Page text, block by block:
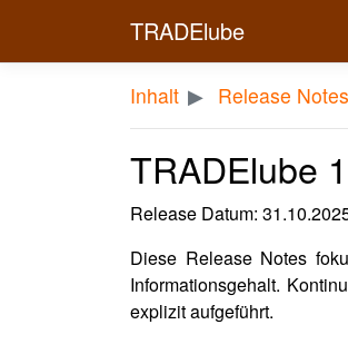
TRADElube
Inhalt Release Notes
TRADElube
Release Datum:
Diese Release Notes
Informationsgehalt.
explizit aufgeführt.